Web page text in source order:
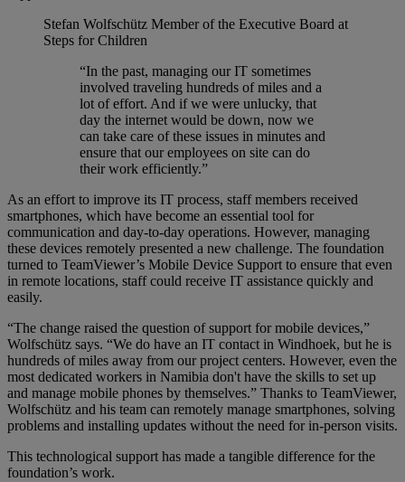
Stefan Wolfschütz Member of the Executive Board at
Steps for Children
“In the past, managing our IT sometimes
involved traveling hundreds of miles and a
lot of effort. And if we were unlucky, that
day the internet would be down, now we
can take care of these issues in minutes and
ensure that our employees on site can do
their work efficiently.”
As an effort to improve its IT process, staff members received
smartphones, which have become an essential tool for
communication and day-to-day operations. However, managing
these devices remotely presented a new challenge. The foundation
turned to TeamViewer’s Mobile Device Support to ensure that even
in remote locations, staff could receive IT assistance quickly and
easily.
“The change raised the question of support for mobile devices,”
Wolfschütz says. “We do have an IT contact in Windhoek, but he is
hundreds of miles away from our project centers. However, even the
most dedicated workers in Namibia don't have the skills to set up
and manage mobile phones by themselves.” Thanks to TeamViewer,
Wolfschütz and his team can remotely manage smartphones, solving
problems and installing updates without the need for in-person visits.
This technological support has made a tangible difference for the
foundation’s work.